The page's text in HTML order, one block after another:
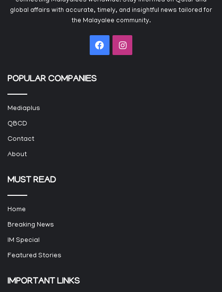
global affairs with accurate, timely, and insightful news tailored for
the Malayalee community.
FacebookInstagram
POPULAR COMPANIES
Mediaplus
QBCD
Contact
About
MUST READ
Home
Breaking News
IM Special
Featured Stories
IMPORTANT LINKS